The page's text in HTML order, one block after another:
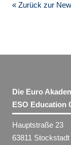
« Zurück zur
Die Euro
ESO Education
Hauptstraße 23
63811